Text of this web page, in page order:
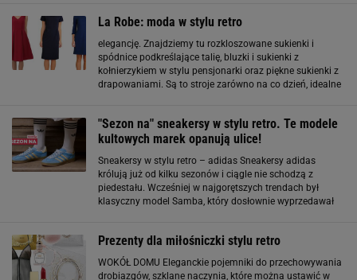
La Robe: moda w stylu retro
elegancję. Znajdziemy tu rozkloszowane sukienki i
spódnice podkreślające talię, bluzki i sukienki z
kołnierzykiem w stylu pensjonarki oraz piękne sukienki z
drapowaniami. Są to stroje zarówno na co dzień, idealne
"Sezon na" sneakersy w stylu retro. Te modele
kultowych marek opanują ulice!
Sneakersy w stylu retro – adidas Sneakersy adidas
królują już od kilku sezonów i ciągle nie schodzą z
piedestału. Wcześniej w najgorętszych trendach był
klasyczny model Samba, który dosłownie wyprzedawał
Prezenty dla miłośniczki stylu retro
WOKÓŁ DOMU Eleganckie pojemniki do przechowywania
drobiazgów, szklane naczynia, które można ustawić w